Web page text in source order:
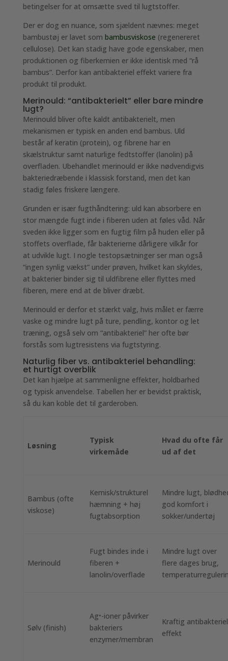
betingelser for at omsætte sved til lugtstoffer.
Der er dog en nuance, som sjældent nævnes: meget
bambustøj er lavet som bambusviskose (regenereret
cellulose). Det kan stadig have gode egenskaber, men
produktionen og fiberkemien er ikke identisk med “rå
bambus”. Derfor kan antibakteriel effekt variere fra
produkt til produkt.
Merinould: “antibakterielt” eller bare mindre
lugt?
Merinould bliver ofte kaldt antibakterielt, men
mekanismen er typisk en anden end bambus. Uld
består af keratin (protein), og fibrene har en
skælstruktur samt naturlige fedtstoffer (lanolin) på
overfladen. Ubehandlet merinould er ikke nødvendigvis
bakteriedræbende i klassisk forstand, men det kan
stadig føles friskere længere.
Grunden er især fugthåndtering: uld kan absorbere en
stor mængde fugt inde i fiberen uden at føles våd. Når
sveden ikke ligger som en fugtig film på huden eller på
stoffets overflade, får bakterierne dårligere vilkår for
at udvikle lugt. I nogle testopsætninger ser man også
“ingen synlig vækst” under prøven, hvilket kan skyldes,
at bakterier binder sig til uldfibrene eller flyttes med
fiberen, mere end at de bliver dræbt.
Merinould er derfor et stærkt valg, hvis målet er færre
vaske og mindre lugt på ture, pendling, kontor og let
træning, også selv om “antibakteriel” her ofte bør
forstås som lugtresistens via fugtstyring.
Naturlig fiber vs. antibakteriel behandling:
et hurtigt overblik
Det kan hjælpe at sammenligne effekter, holdbarhed
og typisk anvendelse. Tabellen her er bevidst praktisk,
så du kan koble det til garderoben.
Løsning
Typisk
virkemåde
Hvad du ofte får
ud af det
Bambus (ofte
viskose)
Kemisk/strukturel
hæmning + høj
fugtabsorption
Mindre lugt,
god komfort i
sokker/undertøj
Merinould
Fugt bindes inde i
fiberen +
lanolin/overflade
Mindre lugt over
flere dages brug,
Sølv (finish)
Ag⁺-ioner påvirker
bakteriers
enzymer/membran
Kraftig antibakteriel
effekt